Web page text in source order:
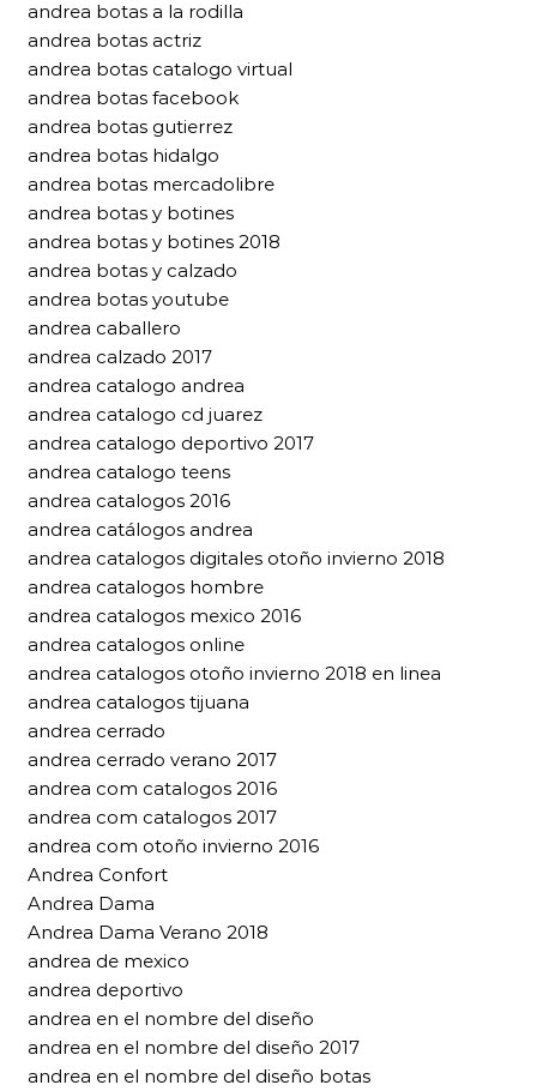
andrea botas a la rodilla
andrea botas actriz
andrea botas catalogo virtual
andrea botas facebook
andrea botas gutierrez
andrea botas hidalgo
andrea botas mercadolibre
andrea botas y botines
andrea botas y botines 2018
andrea botas y calzado
andrea botas youtube
andrea caballero
andrea calzado 2017
andrea catalogo andrea
andrea catalogo cd juarez
andrea catalogo deportivo 2017
andrea catalogo teens
andrea catalogos 2016
andrea catálogos andrea
andrea catalogos digitales otoño invierno 2018
andrea catalogos hombre
andrea catalogos mexico 2016
andrea catalogos online
andrea catalogos otoño invierno 2018 en linea
andrea catalogos tijuana
andrea cerrado
andrea cerrado verano 2017
andrea com catalogos 2016
andrea com catalogos 2017
andrea com otoño invierno 2016
Andrea Confort
Andrea Dama
Andrea Dama Verano 2018
andrea de mexico
andrea deportivo
andrea en el nombre del diseño
andrea en el nombre del diseño 2017
andrea en el nombre del diseño botas